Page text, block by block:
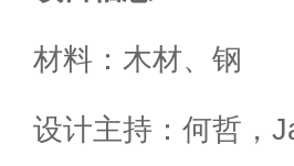
材料：木材、钢
设计主持：何哲，